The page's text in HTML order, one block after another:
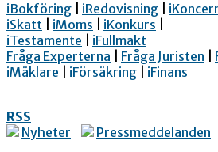
iBokföring
iRedovisning
iSkatt
iMoms iKonkurs
iTestamente
iFullmakt
Fråga Experterna
Fråga Juristen
iMäklare
iFörsäkring iFinans
RSS
Nyheter
Pressmeddelanden